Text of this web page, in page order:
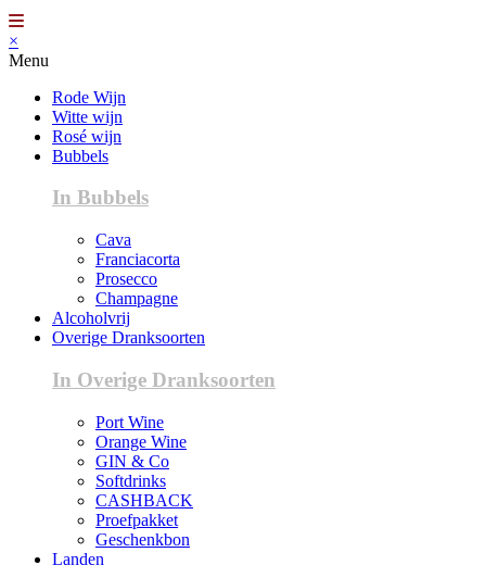
×
Menu
Rode Wijn
Witte wijn
Rosé wijn
Bubbels
In Bubbels
Cava
Franciacorta
Prosecco
Champagne
Alcoholvrij
Overige Dranksoorten
In Overige Dranksoorten
Port Wine
Orange Wine
GIN & Co
Softdrinks
CASHBACK
Proefpakket
Geschenkbon
Landen